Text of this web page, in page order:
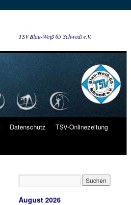
TSV Blau-Weiß 65 Schwedt e.V.
Datenschutz
TSV-Onlinezeitung
August 2026